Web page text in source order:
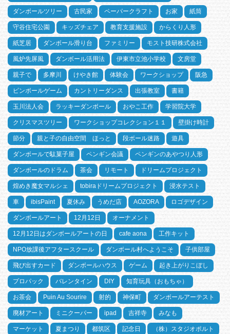
ダンボールツリー 古民家 ペーパークラフト お家 紙筒
守谷住宅公園 キッズチェア 教育支援施設 からくり人形
紙芝居 ダンボール滑り台 ファミリー モスト技研株式会社
風炉先屏風 ダンボール活用法 伊東市立池小学校 文房堂
親子で 多摩川 けやき館 体験会 ワークショップ 阪急
ピンボールゲーム カントリーダンス 出張教室 書籍
玉川法人会 ラッキーダンボール おやこ工作 学習院大学
クリスマスツリー ワークショップコレクション１１ 壁掛け時計
節分 親と子の自由空間 ほっと 段ボール迷路 遊具
ダンボールで駄菓子屋 ペンギン会議 ペンギンのあやつり人形
ダンボールのドラム 茶会 リモート ドリームプロジェクト
煌めき魔女マルシェ tobiraドリームプロジェクト 浸水テスト
車 ibisPaint 夏休み うめだ店 AOZORA ロゴデザイン
ダンボールアート 12月12日 オーナメント
12月12日はダンボールアートの日 cafe aona 工作キット
NPO放課後アフタースクール ダンボール村へようこそ 子供部屋
飛び出すカード ダンボールハウス ゲーム 起き上がりこぼし
プロパック バレンタイン DIY 知育玩具（おもちゃ）
お茶会 Puin Au Sourire 射的 神保町 ダンボールアーテスト
廃材アート ミニクーパー ipad 吉祥寺 みなも
マーケット 夏まつり 都筑区 記念日 （株）スタジオポルト